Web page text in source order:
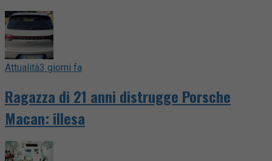
Attualità3 giorni fa
Ragazza di 21 anni distrugge Porsche
Macan: illesa